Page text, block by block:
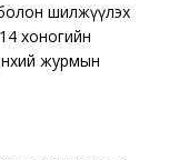
болон шилжүүлэх
хоногийн
журмын